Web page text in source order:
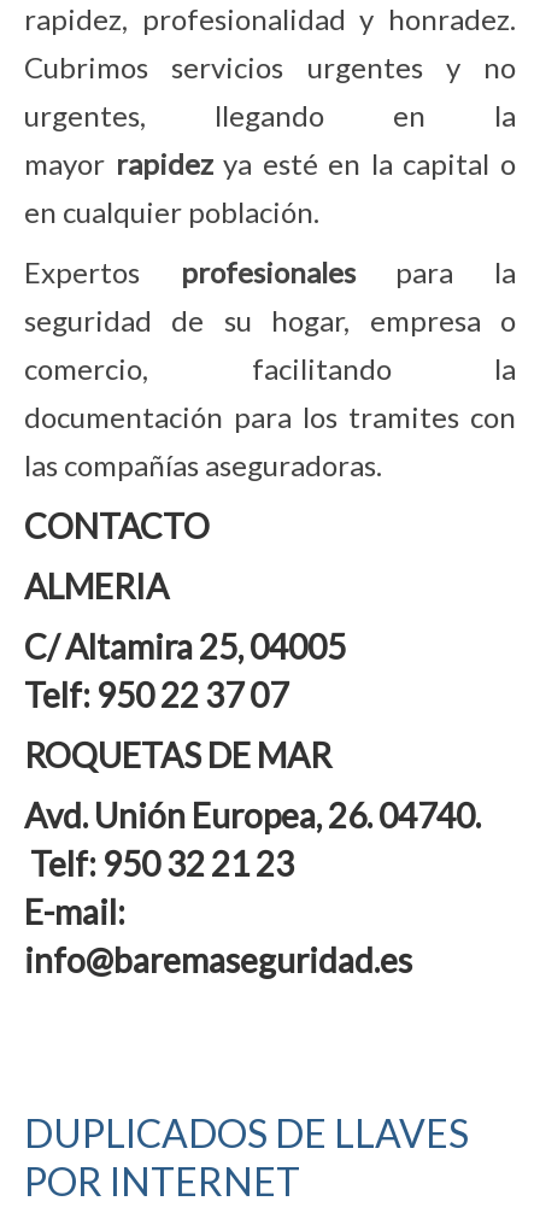
rapidez, profesionalidad y honradez.
Cubrimos servicios urgentes y no
urgentes, llegando en la
mayor rapidezya esté en la capital o
en cualquier población.
Expertos profesionalespara la
seguridad de su hogar, empresa o
comercio, facilitando la
documentación para los tramites con
las compañías aseguradoras.
CONTACTO
ALMERIA
C/ Altamira 25, 04005
Telf: 950 22 37 07
ROQUETAS DE MAR
Avd. Unión Europea, 26. 04740.
Telf: 950 32 21 23
E-mail:
info@baremaseguridad.es
DUPLICADOS DE LLAVES
POR INTERNET